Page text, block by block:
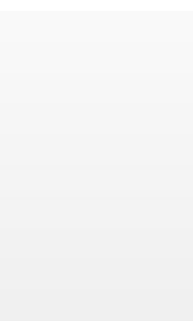
рынок уже насыщен
с вековой историей
безопасностью и
несколько десятилетий
для роста и
компании каждый день
внимания благодаря
Забота об
предыдущих
чуть больше,